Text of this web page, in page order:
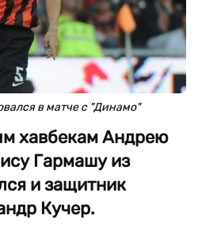
в матче с "Динамо"
хавбекам Андрею
Гармашу из
и защитник
Кучер.